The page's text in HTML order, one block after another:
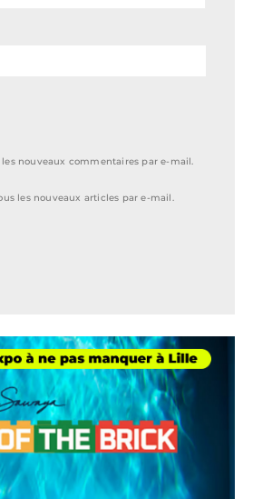
nouveaux commentaires par e-mail.
les nouveaux articles par e-mail.